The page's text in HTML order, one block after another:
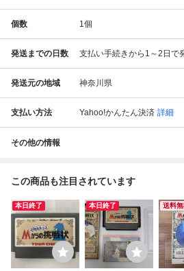
個数 1個
発送までの日数 支払い手続きから1～2日で
発送元の地域 神奈川県
支払い方法 Yahoo!かんたん決済 詳細
その他の情報
この商品も注目されています
本日終了 本日終了 送料